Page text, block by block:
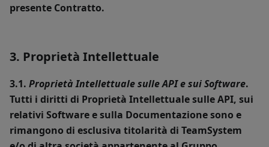
presente Contratto.
3. Proprietà Intellettuale
3.1. Proprietà Intellettuale sulle API e sui Software.
Tutti i diritti di Proprietà Intellettuale sulle API, sui
relativi Software e sulla Documentazione sono e
rimangono di esclusiva titolarità di TeamSystem